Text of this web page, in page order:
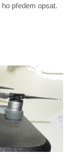
předem opsat.